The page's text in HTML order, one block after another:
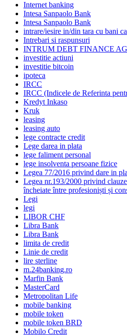
Internet banking
Intesa Sanpaolo Bank
Intesa Sanpaolo Bank
intrare/iesire in/din tara cu bani
Intrebari si raspunsuri
INTRUM DEBT FINANCE AG
investitie actiuni
investitie bitcoin
ipoteca
IRCC
IRCC (Indicele de Referinta
Kredyt Inkaso
Kruk
leasing
leasing auto
lege contracte credit
Lege darea in plata
lege faliment personal
lege insolventa persoane fizice
Legea 77/2016 privind dare in
Legea nr.193/2000 privind
încheiate între profesioniști și
Legi
legi
LIBOR CHF
Libra Bank
Libra Bank
limita de credit
Linie de credit
lire sterline
m.24banking.ro
Marfin Bank
MasterCard
Metropolitan Life
mobile banking
mobile token
mobile token BRD
Mobilo Credit